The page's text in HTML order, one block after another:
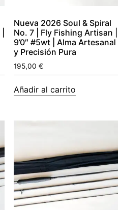
Nueva 2026 Soul & Spiral
No. 7 | Fly Fishing Artisan |
9’0″ #5wt | Alma Artesanal
y Precisión Pura
195,00 €
Añadir al carrito